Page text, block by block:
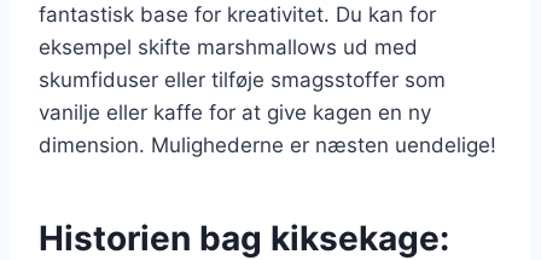
fantastisk base for kreativitet. Du kan for
eksempel skifte marshmallows ud med
skumfiduser eller tilføje smagsstoffer som
vanilje eller kaffe for at give kagen en ny
dimension. Mulighederne er næsten uendelige!
Historien bag kiksekage: